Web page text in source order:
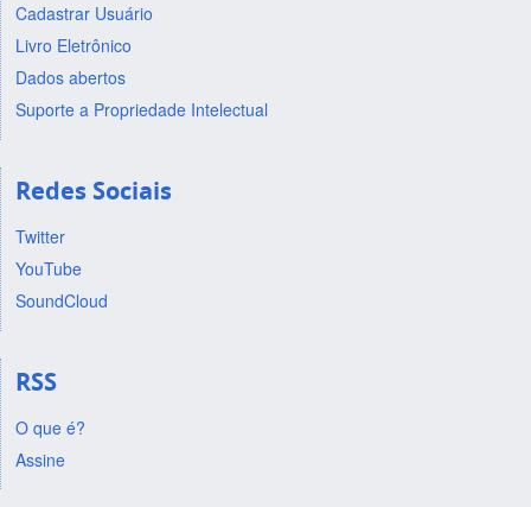
Cadastrar Usuário
Livro Eletrônico
Dados abertos
Suporte a Propriedade Intelectual
Redes Sociais
Twitter
YouTube
SoundCloud
RSS
O que é?
Assine